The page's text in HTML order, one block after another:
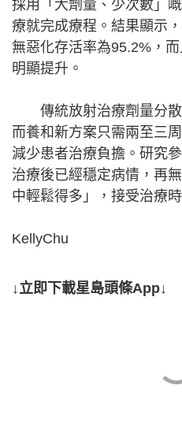
採用「大劑量、少次數」
療就完成療程。結果顯示
無惡化存活率為95.2%，
明顯提升。
傳統放射治療劑量分散
而養和新方案只需兩至三
減少患者治療負擔。研究
治療後已經穩定病情，再
中輕鬆得多」，接受治療
KellyChu
↓立即下載星島頭條App↓